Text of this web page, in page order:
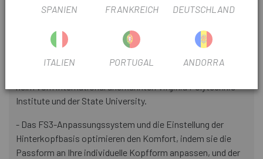
eine Gleitbewegung von 10 bis 15 mm in alle Richtungen
der Rotationskräfte reduziert wird, die bei schrägen Stößen
auf das Gehirn übertragen werden.
helm vom international anerkannten Virginia Polytechnic
Institute und der State University.
- Das FS3-Anpassungssystem und die Einstellung der
Hinterkopfbasis optimieren den Komfort, indem sie die
Passform an Ihre individuelle Kopfform anpassen, und der
SPANIEN FRANKREICH DEUTSCHLAND
ITALIEN PORTUGAL ANDORRA